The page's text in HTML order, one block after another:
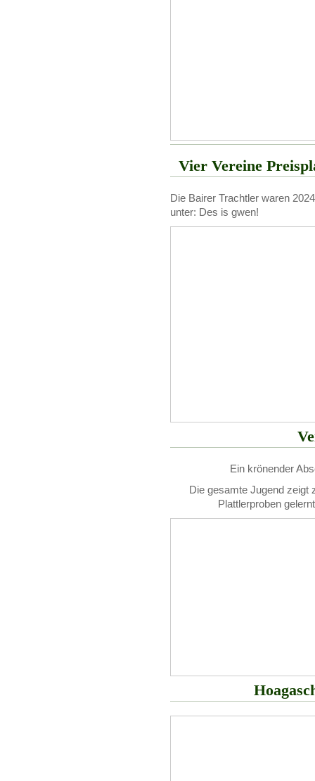
Vier Vereine
Die Bairer Trachtler waren
unter: Des is gwen!
Ein krönender
Die gesamte Jugend zeigt
Plattlerproben